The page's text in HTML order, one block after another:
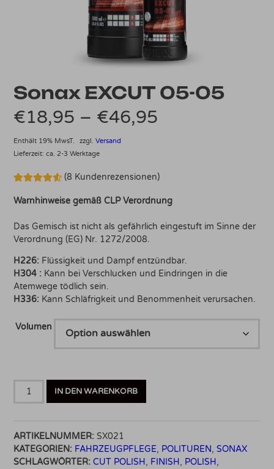
Sonax EXCUT 05-05
€18,95 – €46,95
bis
€46,95
Enthält 19% MwsT. zzgl.Versand
Lieferzeit: ca. 2-3 Werktage
mit4.63
auf
Kundenbewertungen
(8 Kundenrezensionen)
Warnhinweise gemäß CLP Verordnung
Das Gemisch ist nicht als gefährlich eingestuft im Sinne der
Verordnung (EG) Nr. 1272/2008.
H226: Flüssigkeit und Dampf entzündbar.
H304 : Kann bei Verschlucken und Eindringen in die
Atemwege tödlich sein.
H336: Kann Schläfrigkeit und Benommenheit verursachen.
Volumen
Sonax
Menge
IN DEN WARENKORB
ARTIKELNUMMER: SX021
KATEGORIEN: FAHRZEUGPFLEGE, POLITUREN,SONAX
SCHLAGWÖRTER: CUT POLISH, FINISH, POLISH,